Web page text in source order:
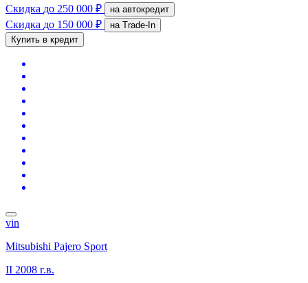
Скидка до 250 000 ₽ на автокредит
Скидка до 150 000 ₽
на Trade-In
Купить в кредит
vin
Mitsubishi Pajero Sport
II 2008 г.в.